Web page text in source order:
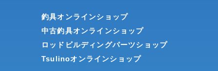
中古釣具オンラインショップ
ロッドビルディングパーツショップ
Tsulinoオンラインショップ